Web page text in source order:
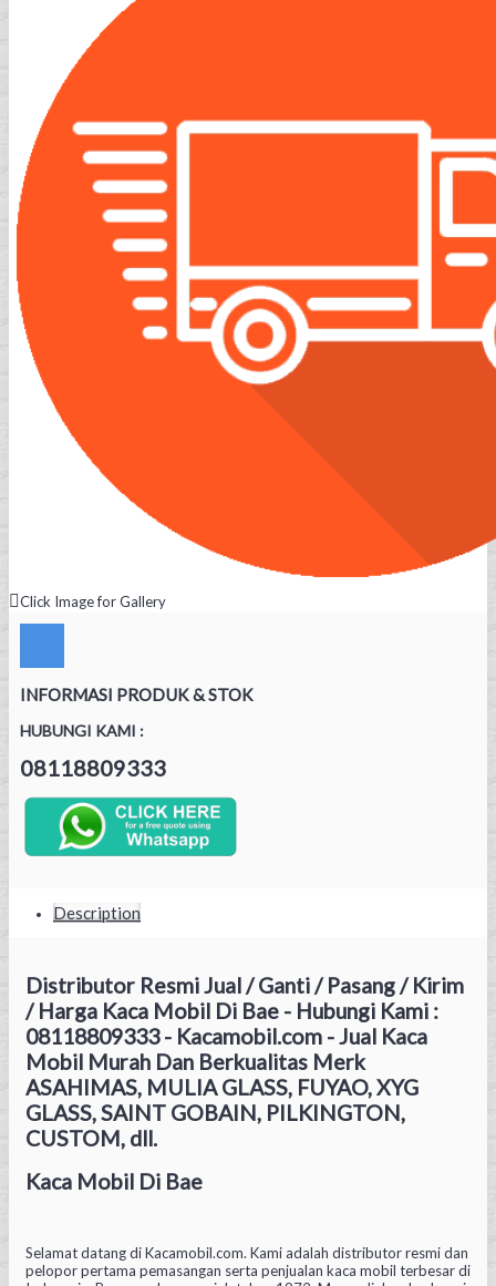
Click Image for Gallery
INFORMASI PRODUK & STOK
HUBUNGI KAMI :
08118809333
Description
Distributor Resmi Jual / Ganti / Pasang / Kirim
/ Harga Kaca Mobil Di Bae - Hubungi Kami :
08118809333 - Kacamobil.com - Jual Kaca
Mobil Murah Dan Berkualitas Merk
ASAHIMAS, MULIA GLASS, FUYAO, XYG
GLASS, SAINT GOBAIN, PILKINGTON,
CUSTOM, dll.
Kaca Mobil Di Bae
Selamat datang di Kacamobil.com. Kami adalah distributor resmi dan
pelopor pertama pemasangan serta penjualan kaca mobil terbesar di